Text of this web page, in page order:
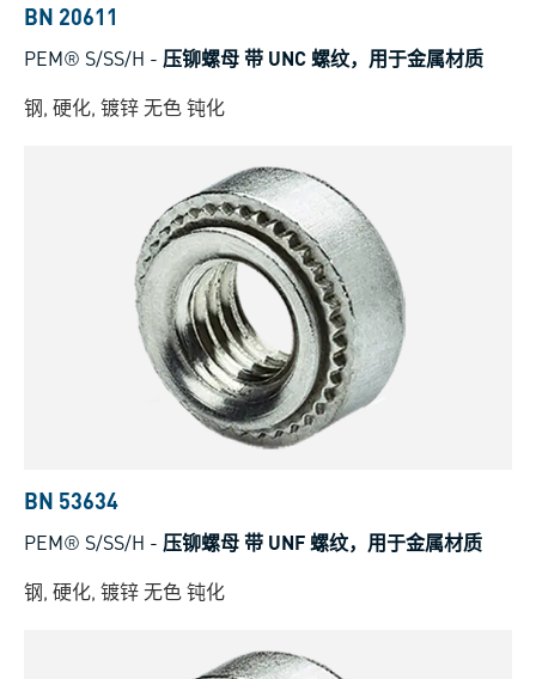
BN 20611
PEM® S/SS/H - 压铆螺母 带 UNC 螺纹，用于金属材质
钢, 硬化, 镀锌 无色 钝化
BN 53634
PEM® S/SS/H - 压铆螺母 带 UNF 螺纹，用于金属材质
钢, 硬化, 镀锌 无色 钝化